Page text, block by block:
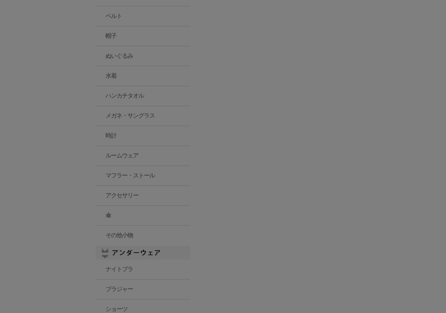
ベルト
帽子
ぬいぐるみ
水着
ハンカチタオル
メガネ・サングラス
時計
ルームウェア
マフラー・ストール
アクセサリー
傘
その他小物
ナイトブラ
ブラジャー
ショーツ